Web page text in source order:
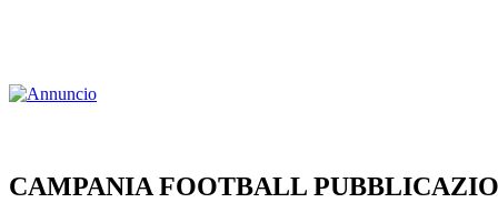
CAMPANIA FOOTBALL